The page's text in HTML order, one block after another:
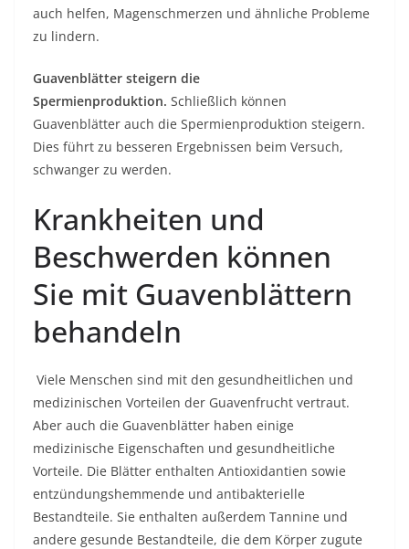
auch helfen, Magenschmerzen und ähnliche Probleme
zu lindern.
Guavenblätter steigern die
Spermienproduktion. Schließlich können
Guavenblätter auch die Spermienproduktion steigern.
Dies führt zu besseren Ergebnissen beim Versuch,
schwanger zu werden.
Krankheiten und
Beschwerden können
Sie mit Guavenblättern
behandeln
Viele Menschen sind mit den gesundheitlichen und
medizinischen Vorteilen der Guavenfrucht vertraut.
Aber auch die Guavenblätter haben einige
medizinische Eigenschaften und gesundheitliche
Vorteile. Die Blätter enthalten Antioxidantien sowie
entzündungshemmende und antibakterielle
Bestandteile. Sie enthalten außerdem Tannine und
andere gesunde Bestandteile, die dem Körper zugute